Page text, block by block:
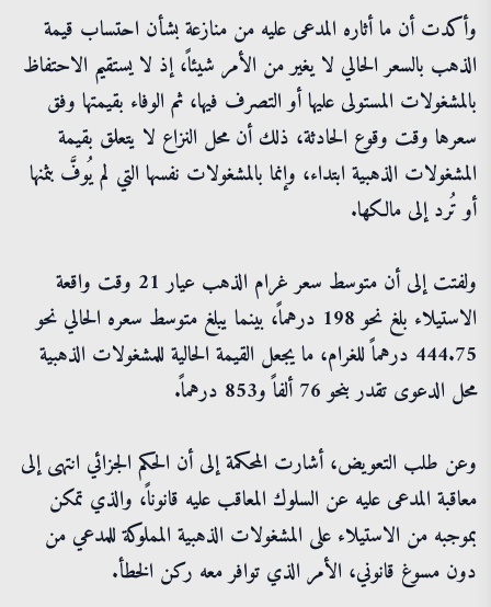
وأكدت أن ما أثاره المدعى عليه من منازعة بشأن احتساب قيمة
الذهب بالسعر الحالي لا يغير من الأمر شيئاً، إذ لا يستقيم الاحتفاظ
بالمشغولات المستولى عليها أو التصرف فيها، ثم الوفاء بقيمتها وفق
سعرها وقت وقوع الحادثة، ذلك أن محل النزاع لا يتعلق بقيمة
المشغولات الذهبية ابتداء، وإنما بالمشغولات نفسها التي لم يُوفَّ بثمنها
أو تُرد إلى مالكها.
ولفتت إلى أن متوسط سعر غرام الذهب عيار 21 وقت واقعة
الاستيلاء بلغ نحو 198 درهماً، بينما يبلغ متوسط سعره الحالي نحو
444.75 درهماً للغرام، ما يجعل القيمة الحالية للمشغولات الذهبية
محل الدعوى تقدر بنحو 76 ألفاً و853 درهماً.
وعن طلب التعويض، أشارت المحكمة إلى أن الحكم الجزائي انتهى إلى
معاقبة المدعى عليه عن السلوك المعاقب عليه قانوناً، والذي تمكن
بموجبه من الاستيلاء على المشغولات الذهبية المملوكة للمدعي من
دون مسوغ قانوني، الأمر الذي توافر معه ركن الخطأ.